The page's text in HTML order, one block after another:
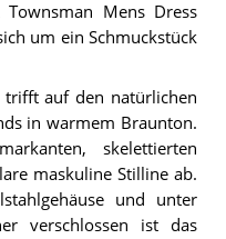
Mens Dress
um ein Schmuckstück
trifft auf den natürlichen
in warmem Braunton.
skelettierten
maskuline Stilline ab.
und unter
verschlossen ist das